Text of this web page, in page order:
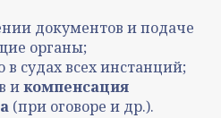
документов и подаче
органы;
в судах всех инстанций;
икомпенсация
(при оговоре и др.).